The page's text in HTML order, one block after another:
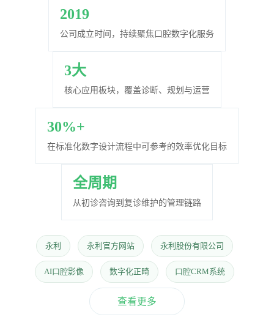
2019
公司成立时间，持续聚焦口腔数字化服务
3大
核心应用板块，覆盖诊断、规划与运营
30%+
在标准化数字设计流程中可参考的效率优化目标
全周期
从初诊咨询到复诊维护的管理链路
永利 永利官方网站 永利股份有限公司
AI口腔影像 数字化正畸 口腔CRM系统
查看更多